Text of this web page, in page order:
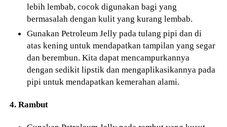
lebih lembab, cocok digunakan bagi yang
bermasalah dengan kulit yang kurang lembab.
Gunakan Petroleum Jelly pada tulang pipi dan di
atas kening untuk mendapatkan tampilan yang segar
dan berembun. Kita dapat mencampurkannya
dengan sedikit lipstik dan mengaplikasikannya pada
pipi untuk mendapatkan kemerahan alami.
4. Rambut